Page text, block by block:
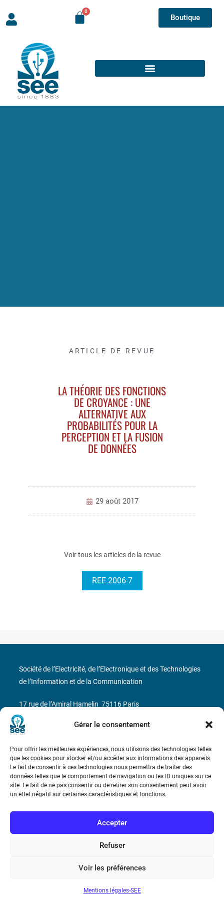
Gérer le consentement
Pour offrir les meilleures expériences, nous utilisons des technologies telles
que les cookies pour stocker et/ou accéder aux informations des appareils.
Le fait de consentir à ces technologies nous permettra de traiter des
données telles que le comportement de navigation ou les ID uniques sur ce
site. Le fait de ne pas consentir ou de retirer son consentement peut avoir
un effet négatif sur certaines caractéristiques et fonctions.
Accepter
Refuser
Voir les préférences
Mentions légales-SEE
Boutique
ARTICLE DE REVUE
LA THÉORIE DES FONCTIONS
DE CROYANCE : UNE
ALTERNATIVE AUX
PROBABILITÉS POUR LA
PERCEPTION ET LA FUSION
DE DONNÉES
29 août 2017
Voir tous les articles de la revue
REE 2006-7
Conditions Générales de Vente
Société de l’Electricité, de l’Electronique et des Technologies
de l’Information et de la Communication
17 rue de l’Amiral Hamelin 75116 Paris
Métro : « Boissière » Ligne 6 et « Iéna » Ligne 9
Téléphone : (+33) 1 56 90 37 17
N° de SIREN : 785 393 232, Code APE : 9412Z TVA intra-
communautaire : FR44 785 393 232